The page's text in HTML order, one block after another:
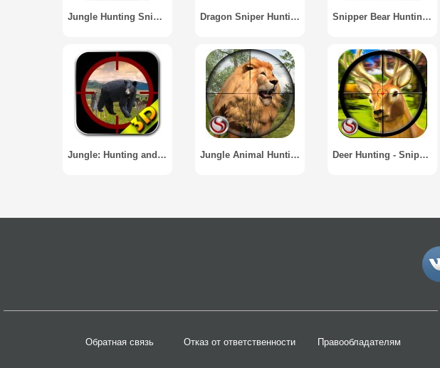
Jungle Hunting Sniper Deer Dragon Sniper Hunting 3D Snipper Bear Hunting 3D
Jungle: Hunting and shooting 3D Jungle Animal Hunting - Sniper / Джунгли животных Охота Deer Hunting - Sniper Shooting
Обратная связь Отказ от ответственности Правообладателям